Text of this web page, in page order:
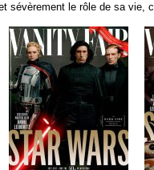
sévèrement le rôle de sa vie,